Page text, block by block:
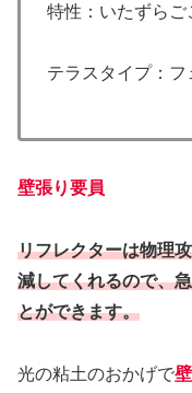
特性：いたずらご
テラスタイプ：フ
壁張り要員
リフレクターは物理
減してくれるので、
とができます。
光の粘土のおかげで